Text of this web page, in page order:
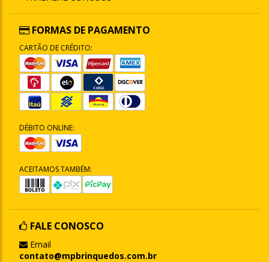
FORMAS DE PAGAMENTO
CARTÃO DE CRÉDITO:
DÉBITO ONLINE:
ACEITAMOS TAMBÉM:
FALE CONOSCO
Email
contato@mpbrinquedos.com.br